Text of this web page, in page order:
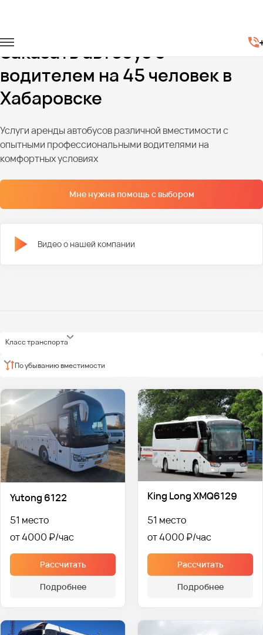
Заказать автобус с
водителем на 45 человек в
Хабаровске
Услуги аренды автобусов различной вместимости с
опытными профессиональными водителями на
комфортных условиях
Мне нужна помощь с выбором
Видео о нашей компании
Класс транспорта
По убыванию вместимости
Yutong 6122
51 место
от 4000 ₽
Рассчитать
Подробнее
King Long XMQ6129
51 место
от 4000 ₽
Рассчитать
Подробнее